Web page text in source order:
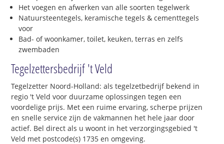
Het voegen en afwerken van alle soorten tegelwerk
Natuursteentegels, keramische tegels & cementtegels
voor
Bad- of woonkamer, toilet, keuken, terras en zelfs
zwembaden
Tegelzettersbedrijf 't Veld
Tegelzetter Noord-Holland: als tegelzetbedrijf bekend in
regio 't Veld voor duurzame oplossingen tegen een
voordelige prijs. Met een ruime ervaring, scherpe prijzen
en snelle service zijn de vakmannen het hele jaar door
actief. Bel direct als u woont in het verzorgingsgebied 't
Veld met postcode(s) 1735 en omgeving.